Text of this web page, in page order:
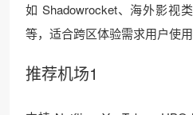
如 Shadowrocket、海外影视
等，适合跨区体验需求用户使用
推荐机场1